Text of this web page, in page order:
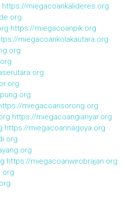
https://miegacoankalideres.org
https://miegacoanpik.org
miegacoankolakautara.org
miegacoansorong.org
https://miegacoangianyar.org
https://miegacoannagoya.org
https://miegacoanwirobrajan.org